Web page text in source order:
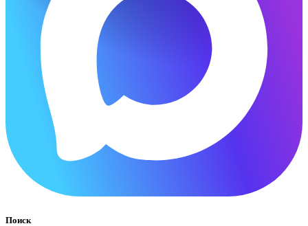
Поиск